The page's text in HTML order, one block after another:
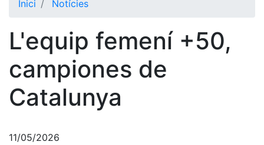
Història
La nostra
història
Cronologia
Presidents
Organització
Inici Notícies
L'equip femení +50,
campiones de
Catalunya
11/05/2026